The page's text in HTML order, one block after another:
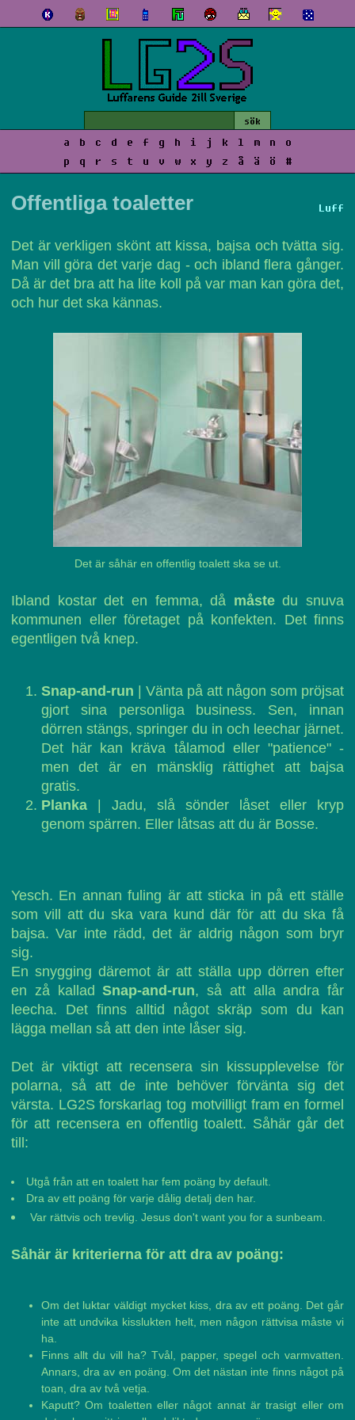
a b c d e f g h i j k l m n
o
p
q r s t u v w x y z å ä ö #
Luff
Offentliga toaletter
Det är verkligen skönt att kissa, bajsa och tvätta sig.
Man vill göra det varje dag - och ibland flera gånger.
Då är det bra att ha lite koll på var man kan göra det,
och hur det ska kännas.
Det är såhär en offentlig toalett ska se ut.
Ibland kostar det en femma, då måstedu snuva
kommunen eller företaget på konfekten. Det finns
egentligen två knep.
Snap-and-run | Vänta på att någon som pröjsat
gjort sina personliga business. Sen, innan
dörren stängs, springer du in och leechar järnet.
Det här kan kräva tålamod eller "patience" -
men det är en mänsklig rättighet att bajsa
gratis.
Planka | Jadu, slå sönder låset eller kryp
genom spärren. Eller låtsas att du är Bosse.
Yesch. En annan fuling är att sticka in på ett ställe
som vill att du ska vara kund där för att du ska få
bajsa. Var inte rädd, det är aldrig någon som bryr
sig.
En snygging däremot är att ställa upp dörren efter
en zå kalladSnap-and-run, så att alla andra får
leecha. Det finns alltid något skräp som du kan
lägga mellan så att den inte låser sig.
Det är viktigt att recensera sin kissupplevelse för
polarna, så att de inte behöver förvänta sig det
värsta. LG2S forskarlag tog motvilligt fram en formel
för att recensera en offentlig toalett. Såhär går det
till:
Utgå från att en toalett har fem poäng by default.
Dra av ett poäng för varje dålig detalj den har.
Var rättvis och trevlig. Jesus don't want you for a sunbeam.
Såhär är kriterierna för att dra av poäng:
Om det luktar väldigt mycket kiss, dra av ett poäng. Det går
inte att undvika kisslukten helt, men någon rättvisa måste vi
ha.
Finns allt du vill ha? Tvål, papper, spegel och varmvatten.
Annars, dra av en poäng. Om det nästan inte finns något på
toan, dra av två vetja.
Kaputt? Om toaletten eller något annat är trasigt eller om